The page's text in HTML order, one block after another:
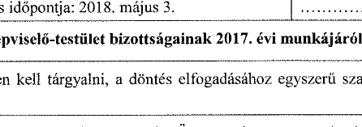
  időpontja:
2018. május 3.
testület
  bizottságainak
  2017.
évi
  munkájáról
  kell
  tárgyalni,
  a  döntés
  elfogadásához
  egyszerű